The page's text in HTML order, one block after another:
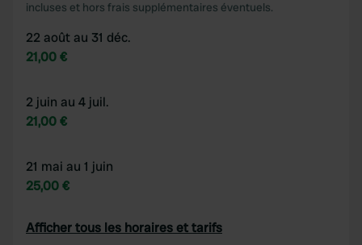
incluses et hors frais supplémentaires éventuels.
22 août au 31 déc.
21,00 €
2 juin au 4 juil.
21,00 €
21 mai au 1 juin
25,00 €
Afficher tous les horaires et tarifs